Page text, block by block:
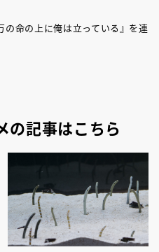
の命の上に俺は立っている』を連
の記事はこちら